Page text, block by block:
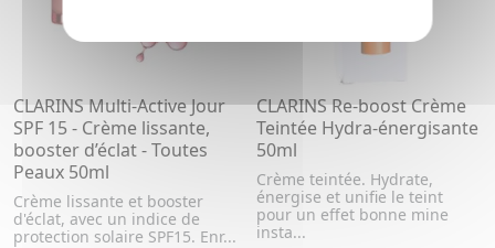
CLARINS Multi-Active Jour
SPF 15 - Crème lissante,
booster d’éclat - Toutes
Peaux 50ml
Crème lissante et booster
d'éclat, avec un indice de
protection solaire SPF15. Enr...
CLARINS Re-boost Crème
Teintée Hydra-énergisante
50ml
Crème teintée. Hydrate,
énergise et unifie le teint
pour un effet bonne mine
insta...